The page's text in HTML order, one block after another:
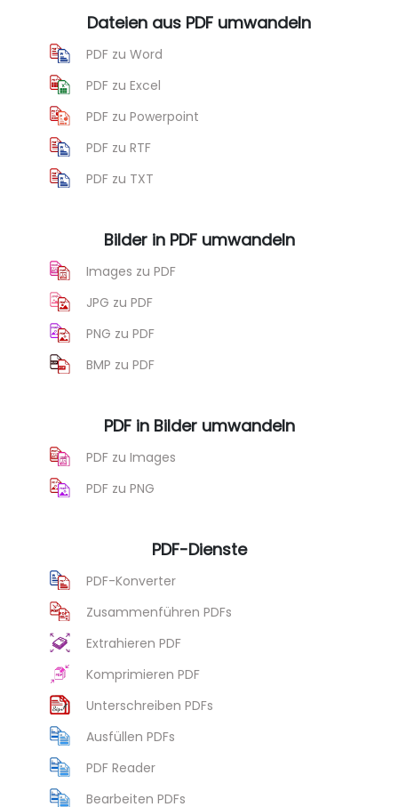
Dateien aus PDF umwandeln
PDF zu Word
PDF zu Excel
PDF zu Powerpoint
PDF zu RTF
PDF zu TXT
Bilder in PDF umwandeln
Images zu PDF
JPG zu PDF
PNG zu PDF
BMP zu PDF
PDF in Bilder umwandeln
PDF zu Images
PDF zu PNG
PDF-Dienste
PDF-Konverter
Zusammenführen PDFs
Extrahieren PDF
Komprimieren PDF
Unterschreiben PDFs
Ausfüllen PDFs
PDF Reader
Bearbeiten PDFs